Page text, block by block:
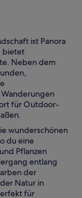
ist Panora
bietet
Neben dem
für Outdoor-
wunderschönen
du eine
Pflanzen
entlang
der
Natur in
für